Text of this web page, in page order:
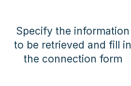
Specify the information
to be retrieved and fill in
the connection form